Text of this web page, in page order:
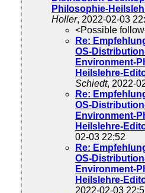
Philosophie-
Holler, 2022-02-03
<Possible
Re:
OS-
Environment-
Heilslehre-
Schiedt, 2022-
Re:
OS-
Environment-
Heilslehre-
02-03 22:52
Re:
OS-
Environment-
Heilslehre-
2022-02-03